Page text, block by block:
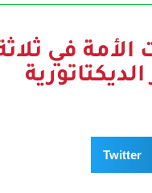
في
Twitter